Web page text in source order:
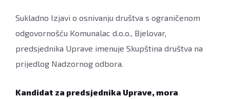
Sukladno Izjavi o osnivanju društva s ograničenom
odgovornošću Komunalac d.o.o., Bjelovar,
predsjednika Uprave imenuje Skupština društva na
prijedlog Nadzornog odbora.
Kandidat za predsjednika Uprave, mora